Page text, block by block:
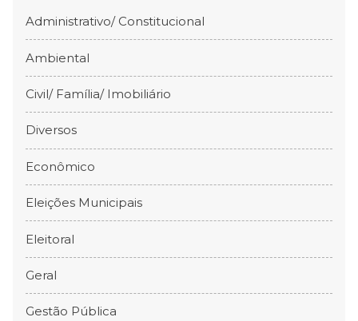
Administrativo/ Constitucional
Ambiental
Civil/ Família/ Imobiliário
Diversos
Econômico
Eleições Municipais
Eleitoral
Geral
Gestão Pública